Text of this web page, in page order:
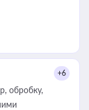
+6
обробку,